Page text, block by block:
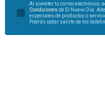
Al someter tu correo electrónico,
Condiciones de El Nuevo Día.
especiales de productos o
Podrás optar salirte de los